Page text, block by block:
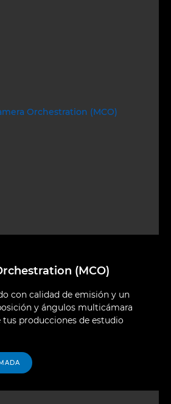
(MCO)
con calidad de emisión y un
y ángulos multicámara
tus producciones de estudio